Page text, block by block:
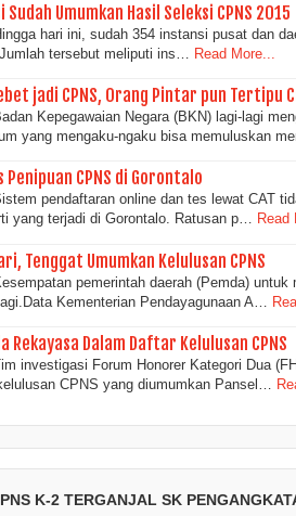
Umumkan Hasil Seleksi CPNS 2015
hari ini, sudah 354 instansi pusat dan
tersebut meliputi ins…
Read More...
jadi CPNS, Orang Pintar pun Tertipu
Kepegawaian Negara (BKN) lagi-lagi
yang mengaku-ngaku bisa memuluskan
Penipuan CPNS di Gorontalo
pendaftaran online dan tes lewat CAT
yang terjadi di Gorontalo. Ratusan p… Read
Tenggat Umumkan Kelulusan CPNS
pemerintah daerah (Pemda)
Kementerian Pendayagunaan A…
Rekayasa Dalam Daftar Kelulusan CPNS
investigasi Forum Honorer Kategori Dua
CPNS yang diumumkan Pansel…
K-2 TERGANJAL SK